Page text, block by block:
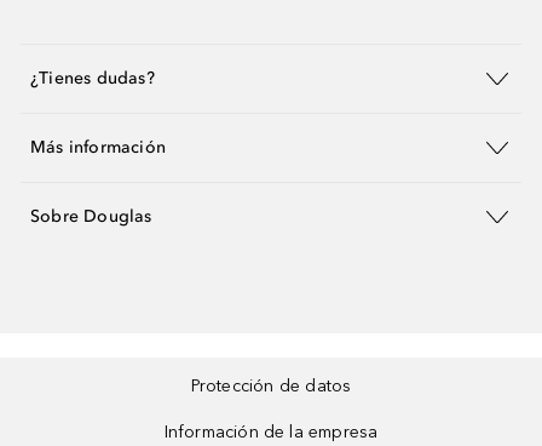
¿Tienes dudas?
Más información
Sobre Douglas
Protección de datos
Información de la empresa